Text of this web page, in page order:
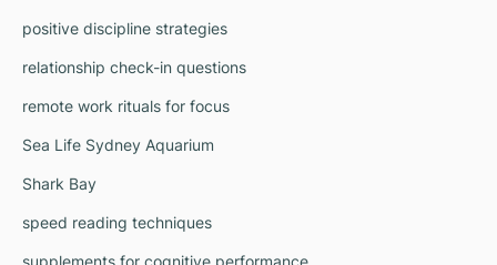
positive discipline strategies
relationship check-in questions
remote work rituals for focus
Sea Life Sydney Aquarium
Shark Bay
speed reading techniques
supplements for cognitive performance